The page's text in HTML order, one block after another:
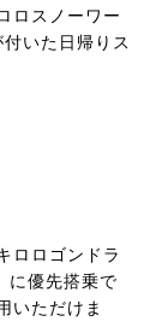
ロスノーワー
いた日帰りス
ロロゴンドラ
に優先搭乗で
いただけま